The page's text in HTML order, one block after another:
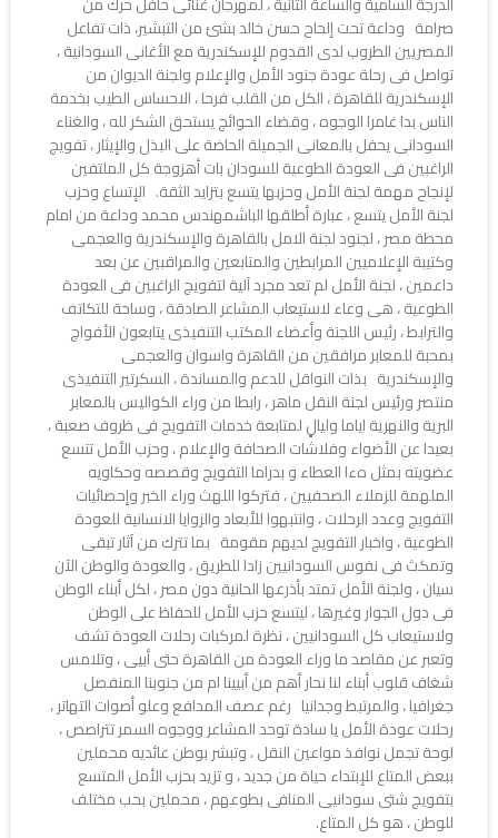
صرامة وداعة تحت إلحاح حسن خالد بشئ من التبشير، ذات تفاعل
المصريين الطروب لدى القدوم للإسكندرية مع الأغانى السودانية ،
تواصل فى رحلة عودة جنود الأمل والإعلام ولجنة الديوان من
الإسكندرية للقاهرة ، الكل من القلب فرحا ، الاحساس الطيب بخدمة
الناس بدا غامرا الوجوه ، وقضاء الحوائج يستحق الشكر لله ، والغناء
السودانى يحفل بالمعانى الجميلة الحاضة على البذل والإيثار ، تفويج
الراغبين فى العودة الطوعية للسودان بات أهزوجة كل الملتفين
لإنجاح مهمة لجنة الأمل وحزبها يتسع بتزايد الثقة. الإتساع وحزب
لجنة الأمل يتسع ، عبارة أطلقها الباشمهندس محمد وداعة من امام
محطة مصر ، لجنود لجنة الامل بالقاهرة والإسكندرية والعجمى
وكتيبة الإعلاميين المرابطين والمتابعين والمراقبين عن بعد
داعمين ، لجنة الأمل لم تعد مجرد آلية لتفويج الراغبين فى العودة
الطوعية ، هى وعاء لاستيعاب المشاعر الصادقة ، وساحة للتكاتف
والترابط ، رئيس اللجنة وأعضاء المكتب التنفيذى يتابعون الأفواج
بمحبة للمعابر مرافقين من القاهرة واسوان والعجمى
والإسكندرية بذات النواقل للدعم والمساندة ، السكرتير التنفيذى
منتصر ورئيس لجنة النقل ماهر ، رابطا من وراء الكواليس بالمعابر
البرية والنهرية اياما وليالٍ لمتابعة خدمات التفويج فى ظروف صعبة ،
بعيدا عن الأضواء وفلاشات الصحافة والإعلام ، وحزب الأمل تتسع
عضويته بمثل هءا العطاء و بدراما التفويج وقصصه وحكاويه
الملهمة للزملاء الصحفيين ، فتركوا اللهث وراء الخبر وإحصائيات
التفويج وعدد الرحلات ، وانتبهوا للأبعاد والزوايا الانسانية للعودة
الطوعية ، واخبار التفويج لديهم مقومة بما تترك من آثار تبقى
وتمكث فى نفوس السودانيين زادا للطريق ، والعودة والوطن الآن
سيان ، ولجنة الأمل تمتد بأذرعها الحانية دون مصر ، لكل أبناء الوطن
فى دول الجوار وغيرها ، ليتسع حزب الأمل للحفاظ على الوطن
ولاستيعاب كل السودانيين ، نظرة لمركبات رحلات العودة تشف
وتعبر عن مقاصد ما وراء العودة من القاهرة حتى أبيى ، وتلامس
شغاف قلوب أبناء لنا نحار أهم من أبيينا ام من جنوبنا المنفصل
جغرافيا ، والمرتبط وجدانيا رغم عصف المدافع وعلو أصوات التهاتر ،
رحلات عودة الأمل يا سادة توحد المشاعر ووجوه السمر تتراصص ،
لوحة تجمل نوافذ مواعين النقل ، وتبشر بوطن عائديه محملين
ببعض المتاع للإبتداء حياة من جديد ، و تزيد بحزب الأمل المتسع
بتفويج شتى سودانيى المنافى بطوعهم ، محملين بحب مختلف
للوطن ، هو كل المتاع.